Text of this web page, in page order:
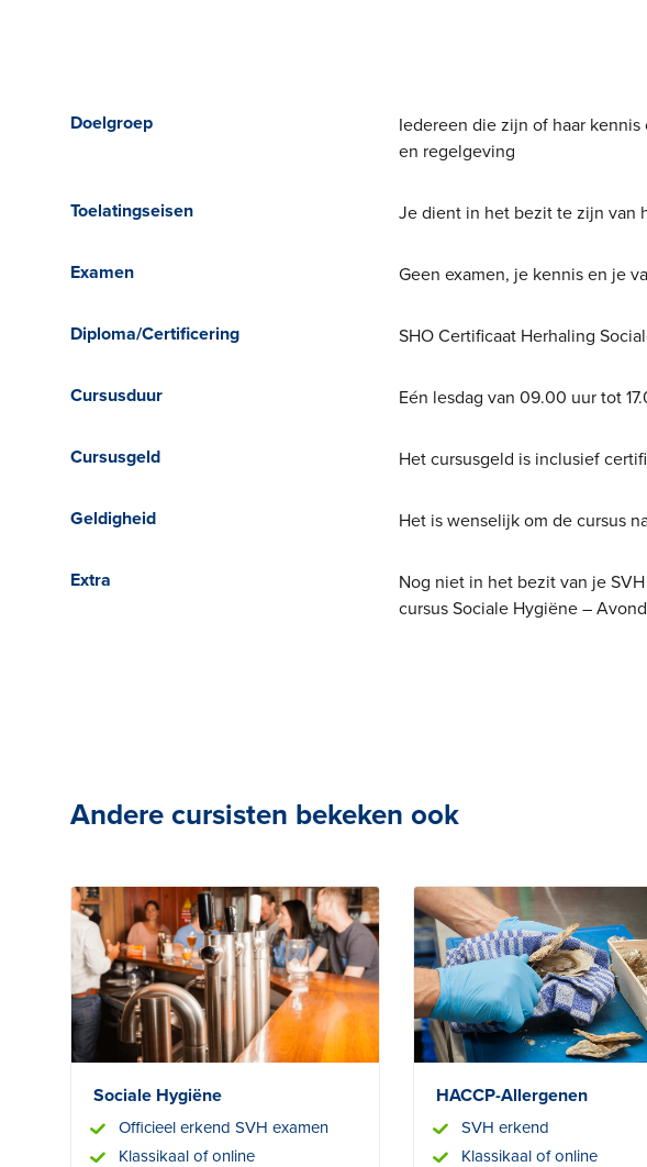
Doelgroep
Iedereen die zijn of haar
en regelgeving
Toelatingseisen Je dient in het bezit te zijn van
Examen Geen examen, je kennis en je
Diploma/Certificering SHO Certificaat Herhaling
Cursusduur Eén lesdag van 09.00 uur tot
Cursusgeld Het cursusgeld is inclusief
Geldigheid Het is wenselijk om de cursus
Extra
Nog niet in het bezit van je
cursus Sociale Hygiëne –
Andere cursisten bekeken ook
Sociale Hygiëne
Officieel erkend SVH examen
Klassikaal of online
HACCP-Allergenen
SVH erkend
Klassikaal of online